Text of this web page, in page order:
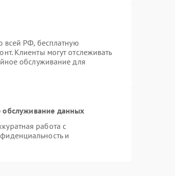
всей РФ, бесплатную
Клиенты могут отслеживать
обслуживание для
данных
работа с
и